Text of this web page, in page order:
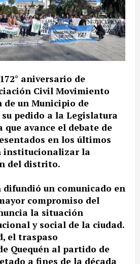
aniversario de
Civil Movimiento
de un Municipio de
pedido a la Legislatura
que avance el debate de
en los últimos
institucionalizar la
del distrito.
un comunicado en
compromiso del
la situación
y social de la ciudad.
el traspaso
Quequén al partido de
a fines de la década